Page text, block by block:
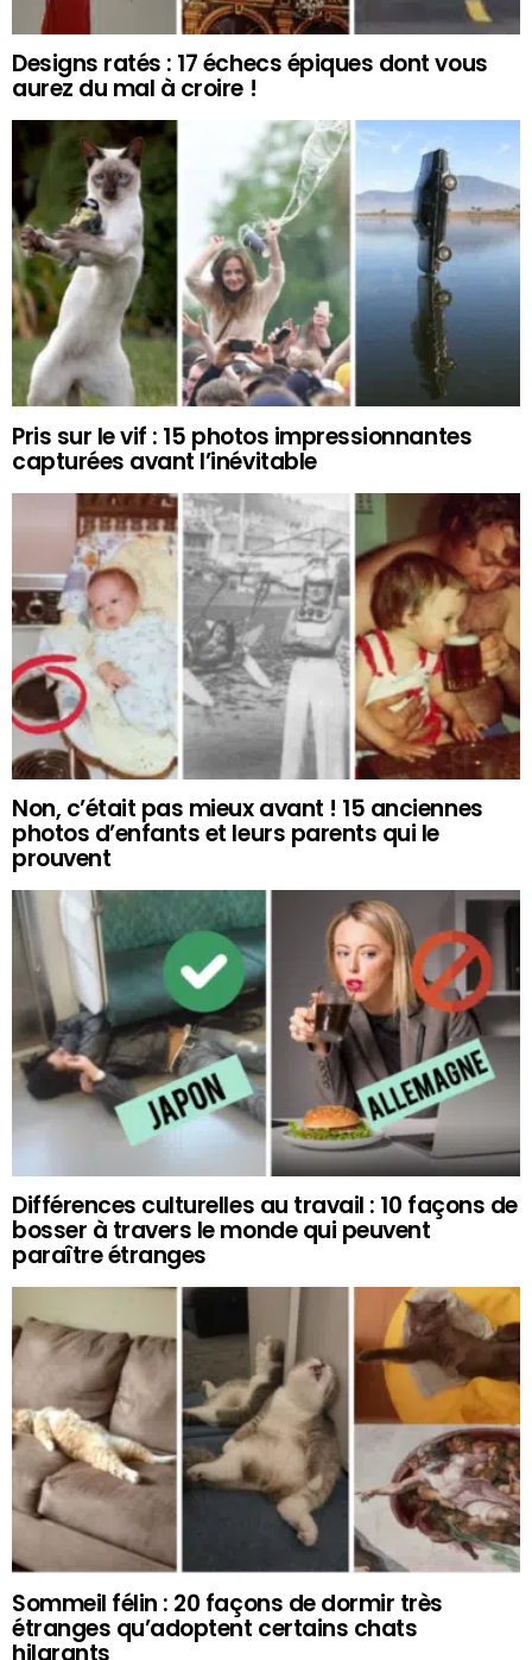
Designs ratés : 17 échecs épiques dont vous
aurez du mal à croire !
Pris sur le vif : 15 photos impressionnantes
capturées avant l’inévitable
Non, c’était pas mieux avant ! 15 anciennes
photos d’enfants et leurs parents qui le
prouvent
Différences culturelles au travail : 10 façons de
bosser à travers le monde qui peuvent
paraître étranges
Sommeil félin : 20 façons de dormir très
étranges qu’adoptent certains chats
hilarants